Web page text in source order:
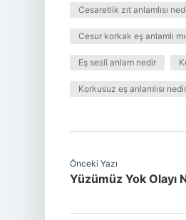
Cesaretlik zıt anlamlısı
Cesur korkak eş anlamlı
Eş sesli anlam nedir
Korkusuz eş anlamlısı nedir
Önceki Yazı
Yüzümüz Yok Olayı